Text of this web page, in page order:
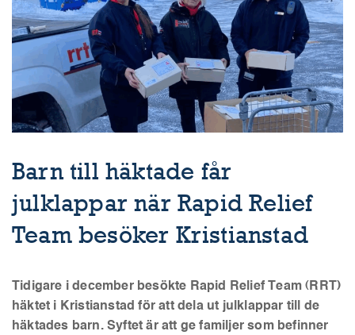
Barn till häktade får
julklappar när Rapid Relief
Team besöker Kristianstad
Tidigare i december besökte Rapid Relief Team (RRT)
häktet i Kristianstad för att dela ut julklappar till de
häktades barn. Syftet är att ge familjer som befinner